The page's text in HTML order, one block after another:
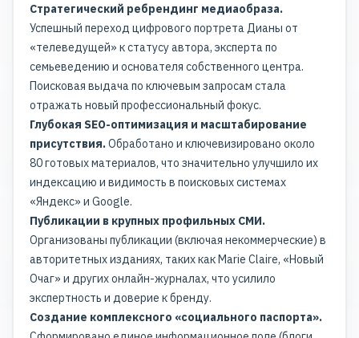
Стратегический ребрендинг медиаобраза.
Успешный переход цифрового портрета Дианы от
«телеведущей» к статусу автора, эксперта по
семьеведению и основателя собственного центра.
Поисковая выдача по ключевым запросам стала
отражать новый профессиональный фокус.
Глубокая SEO-оптимизация и масштабирование
присутствия.Обработано и ключевизировано около
80 готовых материалов, что значительно улучшило их
индексацию и видимость в поисковых системах
«Яндекс» и Google.
Публикации в крупных профильных СМИ.
Организованы публикации (включая некоммерческие) в
авторитетных изданиях, таких как Marie Claire, «Новый
Очаг» и других онлайн-журналах, что усилило
экспертность и доверие к бренду.
Создание комплексного «социального паспорта».